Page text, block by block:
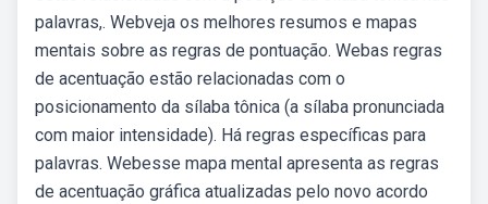
palavras,. Webveja os melhores resumos e mapas
mentais sobre as regras de pontuação. Webas regras
de acentuação estão relacionadas com o
posicionamento da sílaba tônica (a sílaba pronunciada
com maior intensidade). Há regras específicas para
palavras. Webesse mapa mental apresenta as regras
de acentuação gráfica atualizadas pelo novo acordo